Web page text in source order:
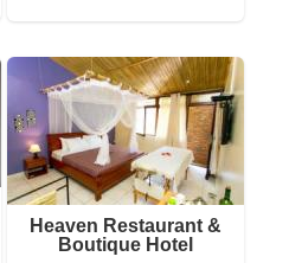
Heaven Restaurant &
Boutique Hotel
Petit-déjeuner inclus
5 avis